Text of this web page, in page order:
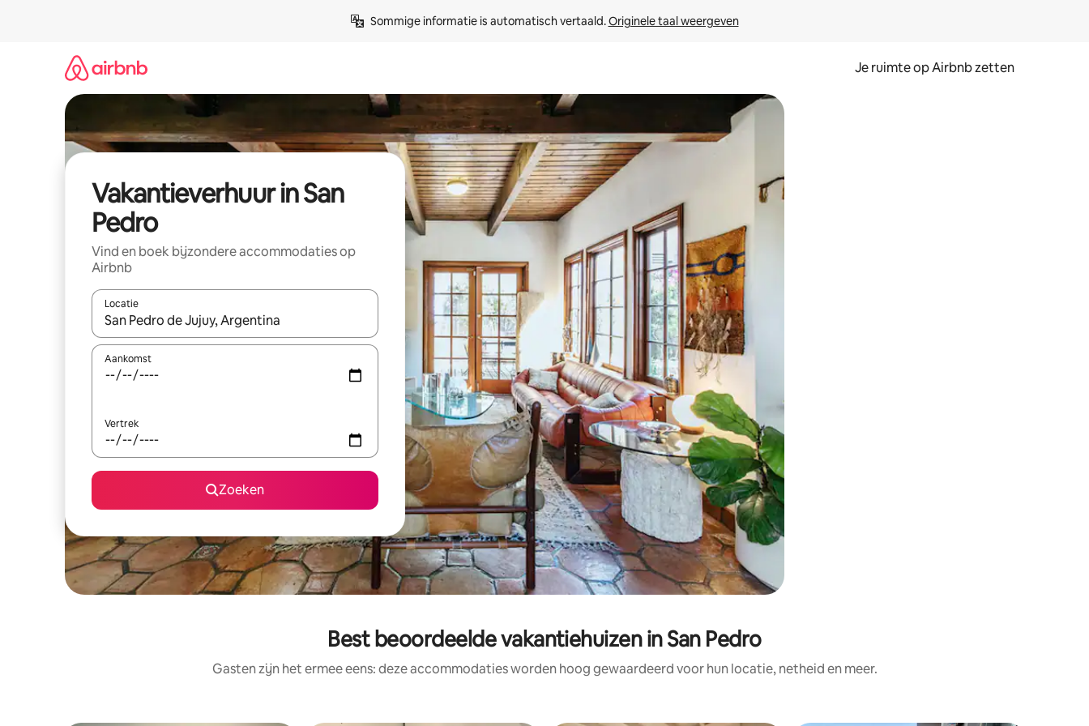
Sommige informatie is automatisch vertaald. Originele taal weergeven
Je ruimte op Airbnb zetten
Vakantieverhuur in San
Pedro
Vind en boek bijzondere accommodaties op
Airbnb
Locatie
Wanneer er suggesties beschikbaar zijn, maak je een keuze met je de pijltjestoetsen omhoog en omlaag, óf door te tikken of swipen.
Aankomst
Vertrek
Zoeken
Best beoordeelde vakantiehuizen in San Pedro
Gasten zijn het ermee eens: deze accommodaties worden hoog gewaardeerd voor hun locatie, netheid en meer.